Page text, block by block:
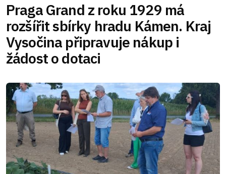
Praga Grand z roku 1929 má
rozšířit sbírky hradu Kámen. Kraj
Vysočina připravuje nákup i
žádost o dotaci